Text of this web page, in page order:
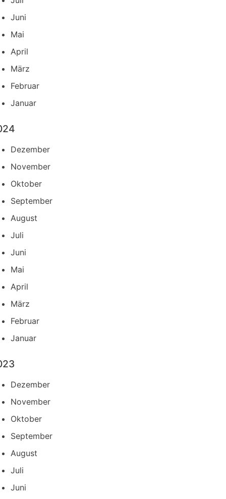
Juni
Mai
April
März
Februar
Januar
Dezember
November
Oktober
September
August
Juli
Juni
Mai
April
März
Februar
Januar
Dezember
November
Oktober
September
August
Juli
Juni